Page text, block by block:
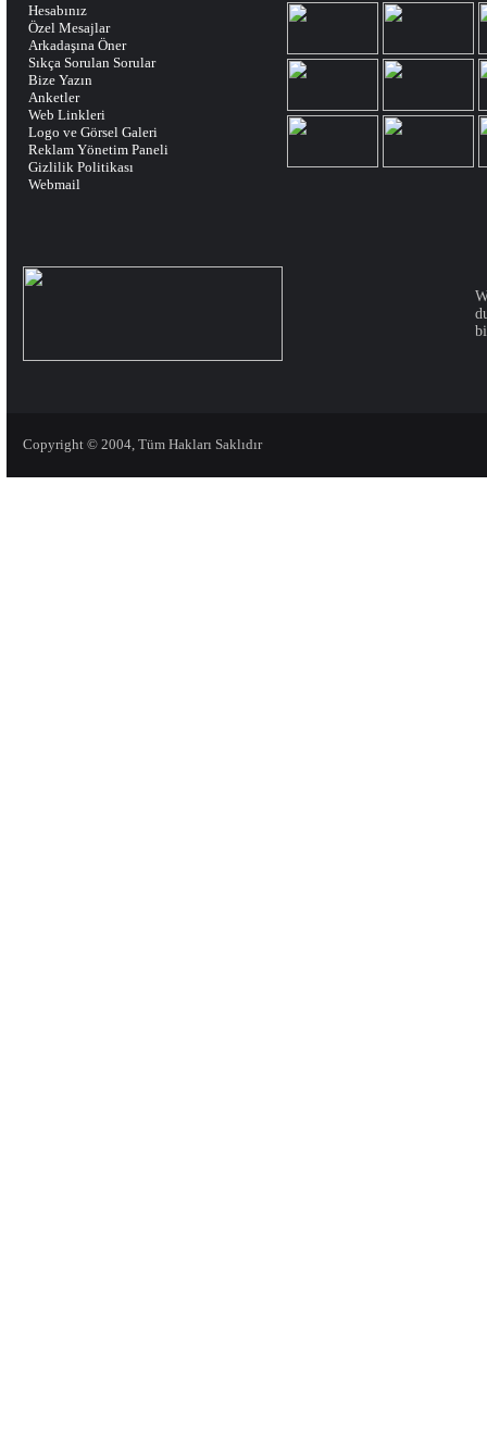
Hesabınız
Özel Mesajlar
Arkadaşına Öner
Sıkça Sorulan Sorular
Bize Yazın
Anketler
Web Linkleri
Logo ve Görsel Galeri
Reklam Yönetim Paneli
Gizlilik Politikası
Webmail
Copyright © 2004, Tüm Hakları Saklıdır